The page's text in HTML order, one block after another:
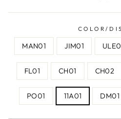
COLOR/
MAN01 JIM01
FL01 CH01 CH02
PO01 11A01 DM01